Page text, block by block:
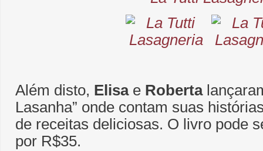
Além disto, Elisae Roberta
Lasanha” onde contam suas
de receitas deliciosas. O livro pode
por R$35.